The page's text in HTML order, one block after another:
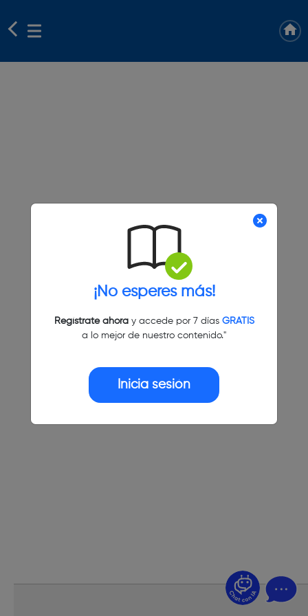
¡No esperes más!
Regístrate ahoray accede por 7 días GRATIS
a lo mejor de nuestro contenido."
Inicia sesión